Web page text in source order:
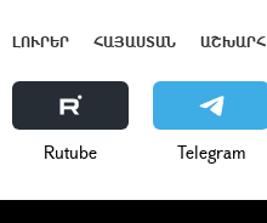
ԼՈՒՐԵՐ ՀԱՅԱՍՏԱՆ ԱՇԽԱՐՀ
Rutube Telegram